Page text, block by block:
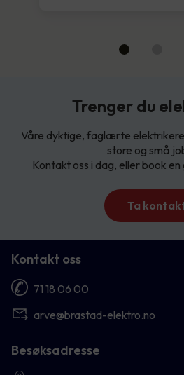
Trenger du
Våre dyktige, faglærte
store og små
Kontakt oss i dag, eller book
Ta
Kontakt oss
71 18 06 00
arve@brastad-elektro.no
Besøksadresse